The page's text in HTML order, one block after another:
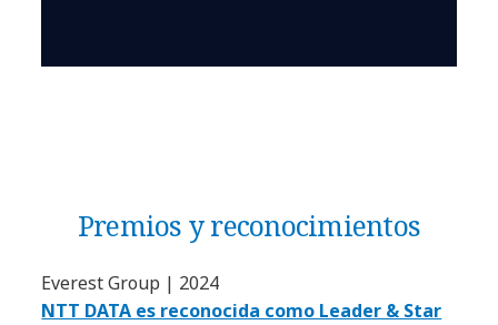
Premios y reconocimientos
Everest Group | 2024
NTT DATA es reconocida como Leader & Star